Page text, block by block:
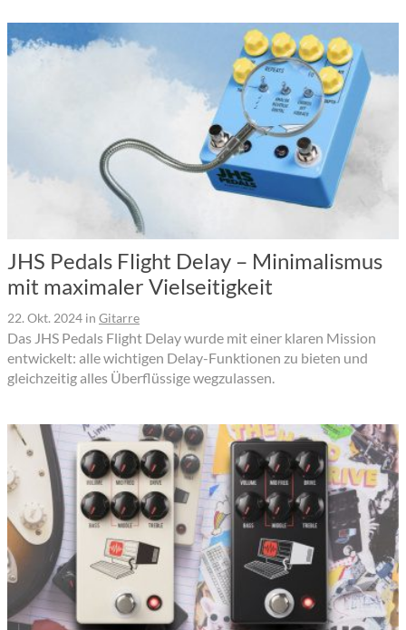
JHS Pedals Flight Delay – Minimalismus
mit maximaler Vielseitigkeit
22. Okt. 2024 in Gitarre
Das JHS Pedals Flight Delay wurde mit einer klaren Mission
entwickelt: alle wichtigen Delay-Funktionen zu bieten und
gleichzeitig alles Überflüssige wegzulassen.